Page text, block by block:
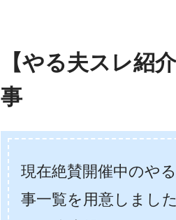
【やる夫スレ紹
事
現在絶賛開催中のや
事一覧を用意しました